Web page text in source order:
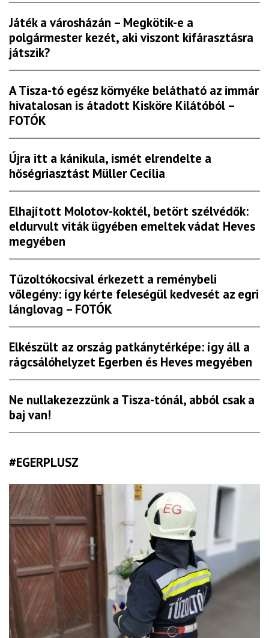
Játék a városházán – Megkötik-e a
polgármester kezét, aki viszont kifárasztásra
játszik?
A Tisza-tó egész környéke belátható az immár
hivatalosan is átadott Kisköre Kilátóból –
FOTÓK
Újra itt a kánikula, ismét elrendelte a
hőségriasztást Müller Cecília
Elhajított Molotov-koktél, betört szélvédők:
eldurvult viták ügyében emeltek vádat Heves
megyében
Tűzoltókocsival érkezett a reménybeli
vőlegény: így kérte feleségül kedvesét az egri
lánglovag – FOTÓK
Elkészült az ország patkánytérképe: így áll a
rágcsálóhelyzet Egerben és Heves megyében
Ne nullakezezzünk a Tisza-tónál, abból csak a
baj van!
#EGERPLUSZ